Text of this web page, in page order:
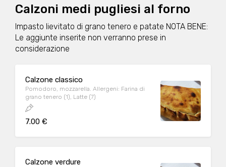
Calzoni medi pugliesi al forno
Impasto lievitato di grano tenero e patate NOTA BENE:
Le aggiunte inserite non verranno prese in
considerazione
Calzone classico
Pomodoro, mozzarella. Allergeni: Farina di
grano tenero (1), Latte (7)
7.00 €
Calzone verdure